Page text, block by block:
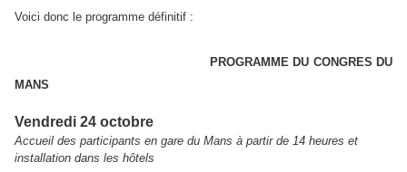
Voici donc le programme définitif :
PROGRAMME DU CONGRES DU
MANS
Vendredi 24 octobre
Accueil des participants en gare du Mans à partir de 14 heures et
installation dans les hôtels